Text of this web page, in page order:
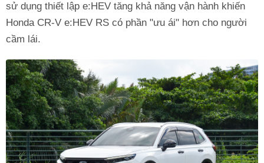
sử dụng thiết lập e:HEV tăng khả năng vận hành khiến
Honda CR-V e:HEV RS có phần "ưu ái" hơn cho người
cầm lái.